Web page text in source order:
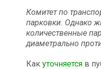
Комитет по
парковки. Однако
количественные
диаметрально
Как уточняется в